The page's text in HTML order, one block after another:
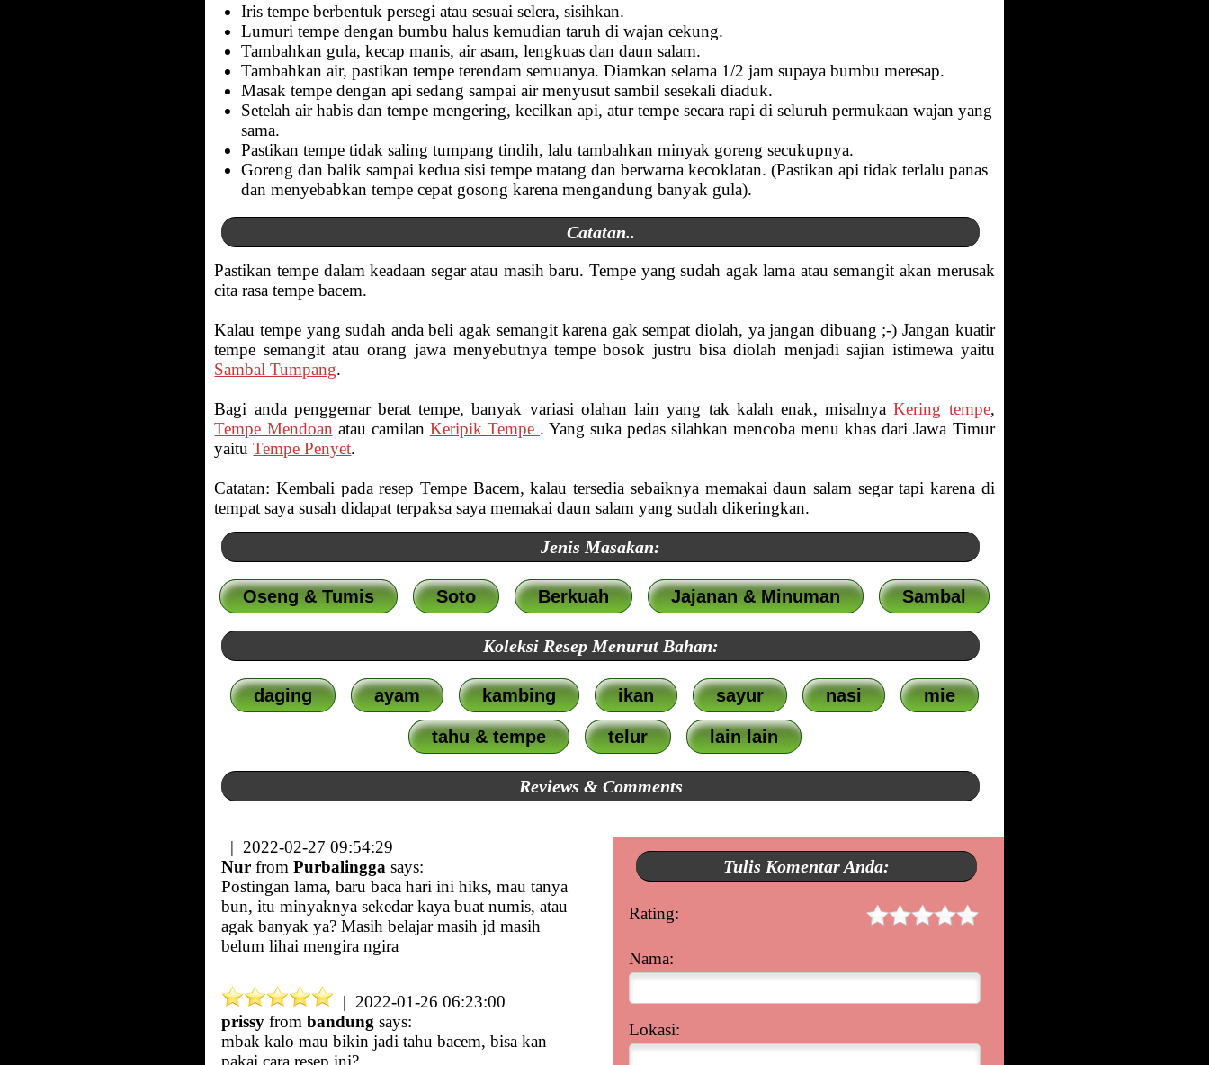
Iris tempe berbentuk persegi atau sesuai selera, sisihkan.
Lumuri tempe dengan bumbu halus kemudian taruh di wajan cekung.
Tambahkan gula, kecap manis, air asam, lengkuas dan daun salam.
Tambahkan air, pastikan tempe terendam semuanya. Diamkan selama 1/2 jam supaya bumbu meresap.
Masak tempe dengan api sedang sampai air menyusut sambil sesekali diaduk.
Setelah air habis dan tempe mengering, kecilkan api, atur tempe secara rapi di seluruh permukaan wajan yang
sama.
Pastikan tempe tidak saling tumpang tindih, lalu tambahkan minyak goreng secukupnya.
Goreng dan balik sampai kedua sisi tempe matang dan berwarna kecoklatan. (Pastikan api tidak terlalu panas
dan menyebabkan tempe cepat gosong karena mengandung banyak gula).
Catatan..
Pastikan tempe dalam keadaan segar atau masih baru. Tempe yang sudah agak lama atau semangit akan merusak
cita rasa tempe bacem.
Kalau tempe yang sudah anda beli agak semangit karena gak sempat diolah, ya jangan dibuang ;-) Jangan kuatir
tempe semangit atau orang jawa menyebutnya tempe bosok justru bisa diolah menjadi sajian istimewa yaitu
Sambal Tumpang.
Bagi anda penggemar berat tempe, banyak variasi olahan lain yang tak kalah enak, misalnyaKering tempe,
Tempe Mendoan atau camilan Keripik Tempe . Yang suka pedas silahkan mencoba menu khas dari Jawa Timur
yaituTempe Penyet.
Catatan: Kembali pada resep Tempe Bacem, kalau tersedia sebaiknya memakai daun salam segar tapi karena di
tempat saya susah didapat terpaksa saya memakai daun salam yang sudah dikeringkan.
Jenis Masakan:
Oseng & Tumis Soto Berkuah Jajanan & Minuman Sambal
Koleksi Resep Menurut Bahan:
daging ayam kambing ikan sayur nasi mie
tahu & tempe telur lain lain
Reviews & Comments
| 2022-02-27 09:54:29
Nur fromPurbalingga says:
Postingan lama, baru baca hari ini hiks, mau tanya
bun, itu minyaknya sekedar kaya buat numis, atau
agak banyak ya? Masih belajar masih jd masih
belum lihai mengira ngira
| 2022-01-26 06:23:00
prissy frombandung says:
mbak kalo mau bikin jadi tahu bacem, bisa kan
pakai cara resep ini?
Tulis Komentar Anda:
Rating:
Nama:
Lokasi: